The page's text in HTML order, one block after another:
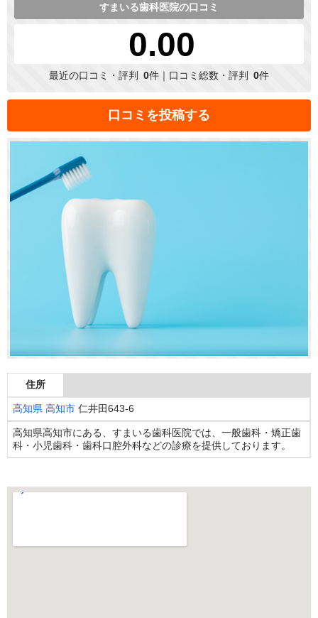
すまいる歯科医院の口コミ
0.00
最近の口コミ・評判 0件｜口コミ総数・評判 0件
口コミを投稿する
住所
高知県 高知市 仁井田643-6
高知県高知市にある、すまいる歯科医院では、一般歯科・矯正歯
科・小児歯科・歯科口腔外科などの診療を提供しております。